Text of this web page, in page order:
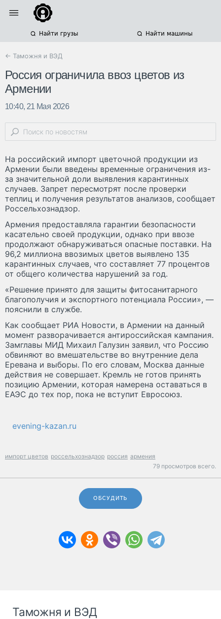
Найти грузы Найти машины
← Таможня и ВЭД
Россия ограничила ввоз цветов из
Армении
10:40, 21 Мая 2026
На российский импорт цветочной продукции из
Армении были введены временные ограничения из-
за значительной доли выявления карантинных
случаев. Запрет пересмотрят после проверки
теплиц и получения результатов анализов, сообщает
Россельхознадзор.
Армения предоставляла гарантии безопасности
касательно своей продукции, однако при ввозе
продолжают обнаруживаться опасные поставки. На
96,2 миллиона ввозимых цветов выявлено 135
карантинных случаев, что составляет 77 процентов
от общего количества нарушений за год.
«Решение принято для защиты фитосанитарного
благополучия и экспортного потенциала России», —
пояснили в службе.
Как сообщает РИА Новости, в Армении на данный
момент разворачивается антироссийская кампания.
Замглавы МИД Михаил Галузин заявил, что Россию
обвиняют во вмешательстве во внутренние дела
Еревана и выборы. По его словам, Москва данные
действия не совершает. Кремль не готов принять
позицию Армении, которая намерена оставаться в
ЕАЭС до тех пор, пока не вступит Евросоюз.
evening-kazan.ru
импорт цветов россельхознадзор россия армения
79 просмотров всего.
ОБСУДИТЬ
Таможня и ВЭД